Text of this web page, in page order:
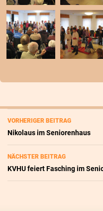
VORHERIGER BEITRAG
Nikolaus im Seniorenhaus
NÄCHSTER BEITRAG
KVHU feiert Fasching im